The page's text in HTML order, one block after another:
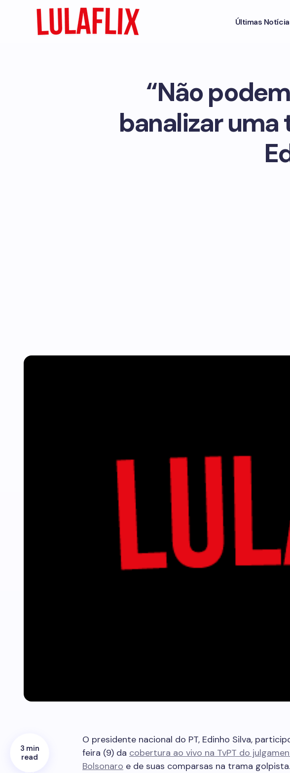
Últimas
“Não
banalizar uma
3 min
read
O presidente nacional do PT, Edinho Silva,
feira (9) da cobertura ao vivo na TvPT do
Bolsonaro e de suas comparsas na trama